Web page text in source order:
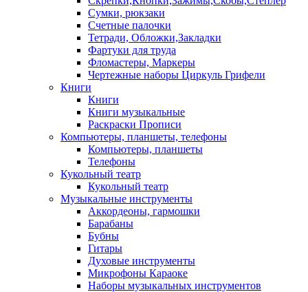
Сумки, рюкзаки
Счетные палочки
Тетради, Обложки,Закладки
Фартуки для труда
Фломастеры, Маркеры
Чертежные наборы Циркуль Грифели
Книги
Книги
Книги музыкальные
Раскраски Прописи
Компьютеры, планшеты, телефоны
Компьютеры, планшеты
Телефоны
Кукольный театр
Кукольный театр
Музыкальные инструменты
Аккордеоны, гармошки
Барабаны
Бубны
Гитары
Духовые инструменты
Микрофоны Караоке
Наборы музыкальных инструментов